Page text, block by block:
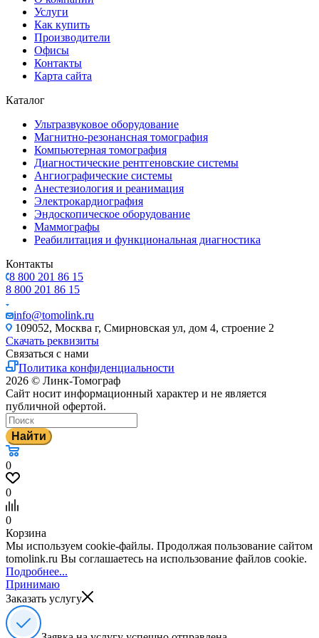
Услуги
Как купить
Производители
Офисы
Контакты
Карта сайта
Каталог
Ультразвуковое оборудование
Магнитно-резонансная томография
Компьютерная томография
Диагностические рентгеновские системы
Ангиографические системы
Анестезиология и реанимация
Электрокардиография
Эндоскопическое оборудование
Маммографы
Реабилитация и функциональная диагностика
Контакты
8 800 201 86 15
8 800 201 86 15
info@tomolink.ru
109052, Москва г, Смирновская ул, дом 4, строение 2
Скачать реквизиты
Связаться с нами
Политика конфиденциальности
2026 © Линк-Томограф
Сайт носит информационный характер и не является
публичной офертой.
Найти
0
0
0
Корзина
Мы используем cookie-файлы. Продолжая пользование сайтом
tomolink.ru Вы соглашаетесь на использование файлов cookie.
Подробнее...
Принимаю
Заказать услугу